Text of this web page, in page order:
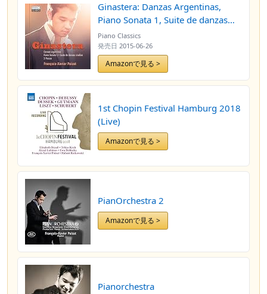
Ginastera: Danzas Argentinas,
Piano Sonata 1, Suite de danzas
criollas, 3 Pieces
Piano Classics
発売日 2015-06-26
Amazonで見る >
1st Chopin Festival Hamburg 2018
(Live)
Amazonで見る >
PianOrchestra 2
Amazonで見る >
Pianorchestra